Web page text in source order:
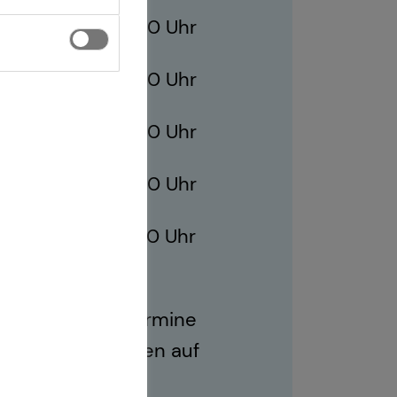
10:00 - 21:00 Uhr
10:00 - 21:00 Uhr
10:00 - 21:00 Uhr
10:00 - 21:00 Uhr
10:00 - 17:00 Uhr
sind auch Termine
Geschäftszeiten auf